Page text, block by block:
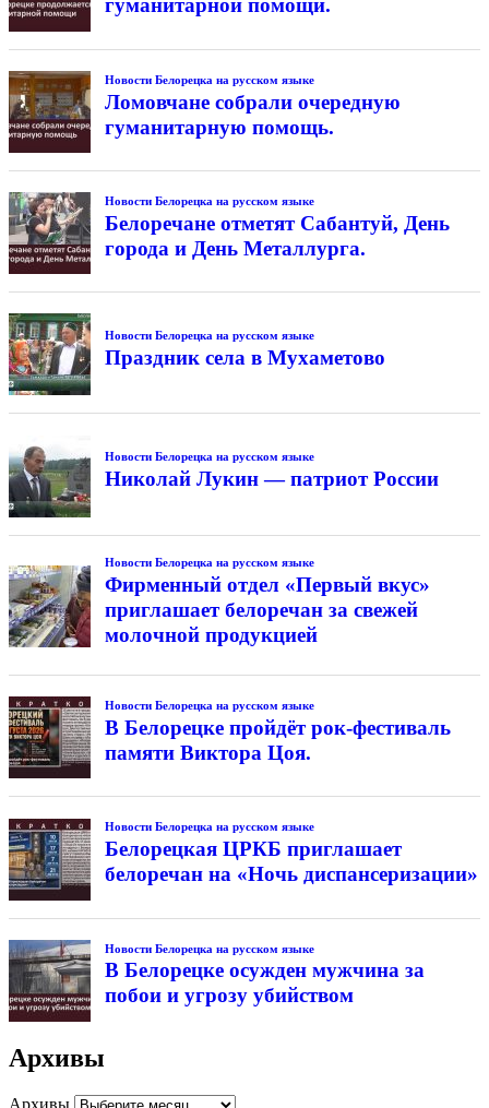
гуманитарной помощи.
Новости Белорецка на русском языке
Ломовчане собрали очередную
гуманитарную помощь.
Новости Белорецка на русском языке
Белоречане отметят Сабантуй, День
города и День Металлурга.
Новости Белорецка на русском языке
Праздник села в Мухаметово
Новости Белорецка на русском языке
Николай Лукин — патриот России
Новости Белорецка на русском языке
Фирменный отдел «Первый вкус»
приглашает белоречан за свежей
молочной продукцией
Новости Белорецка на русском языке
В Белорецке пройдёт рок-фестиваль
памяти Виктора Цоя.
Новости Белорецка на русском языке
Белорецкая ЦРКБ приглашает
белоречан на «Ночь диспансеризации»
Новости Белорецка на русском языке
В Белорецке осужден мужчина за
побои и угрозу убийством
Архивы
Архивы